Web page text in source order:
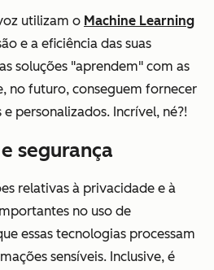
utilizam o Machine Learning
e a eficiência das suas
soluções "aprendem" com as
no futuro, conseguem fornecer
personalizados. Incrível, né?!
segurança
relativas à privacidade e à
no uso de
essas tecnologias processam
sensíveis. Inclusive, é